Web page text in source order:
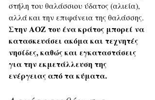
στήλη του θαλάσσιου ύδατος (αλιεία),
αλλά και την επιφάνεια της θαλάσσης.
Στην ΑΟΖ του ένα κράτος μπορεί να
κατασκευάσει ακόμα και τεχνητές
νησίδες, καθώς και εγκαταστάσεις
για την εκμετάλλευση της
ενέργειας από τα κύματα.